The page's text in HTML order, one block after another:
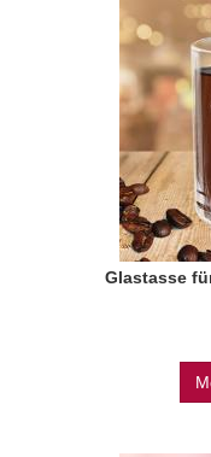
Glastasse